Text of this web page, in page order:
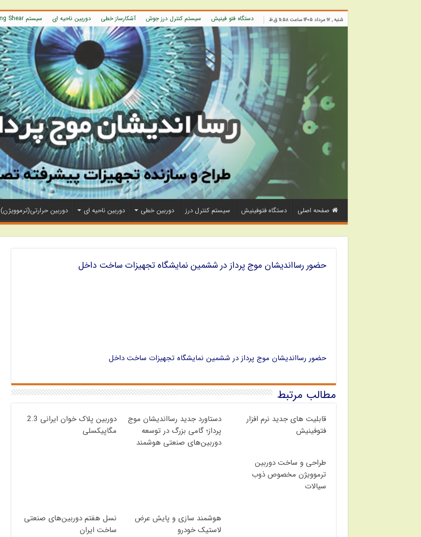
شنبه , ۱۷ مرداد ۱۴۰۵ ساعت ۱۱:۵۸ ق.ظ دستگاه فتو فینیش سیستم کنترل درز جوش آشکارساز خطی دوربین ناحیه ای سیستم Flying Shear
صفحه اصلی دستگاه فتوفینیش سیستم کنترل درز دوربین خطی دوربین ناحیه ای دوربین حرارتی(ترموویژن)
حضور رسااندیشان موج پرداز در ششمین نمایشگاه تجهیزات ساخت داخل
حضور رسااندیشان موج پرداز در ششمین نمایشگاه تجهیزات ساخت داخل
مطالب مرتبط
قابلیت های جدید نرم افزار
فتوفینیش
دستاورد جدید رسااندیشان موج
پرداز؛ گامی بزرگ در توسعه
دوربین‌های صنعتی هوشمند
دوربین پلاک خوان ایرانی 2.3
مگاپیکسلی
طراحی و ساخت دوربین
ترموویژن مخصوص ذوب
سیالات
هوشمند سازی و پایش عرض
لاستیک خودرو
نسل هفتم دوربین‌های صنعتی
ساخت ایران